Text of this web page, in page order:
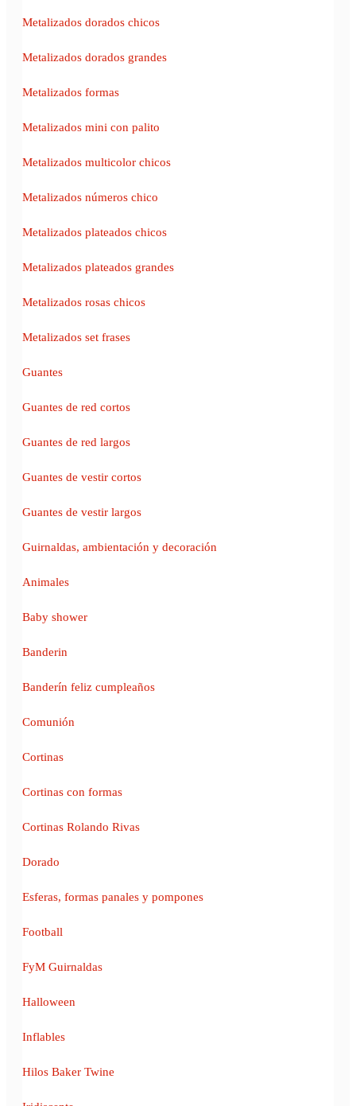
Metalizados dorados chicos
Metalizados dorados grandes
Metalizados formas
Metalizados mini con palito
Metalizados multicolor chicos
Metalizados números chico
Metalizados plateados chicos
Metalizados plateados grandes
Metalizados rosas chicos
Metalizados set frases
Guantes
Guantes de red cortos
Guantes de red largos
Guantes de vestir cortos
Guantes de vestir largos
Guirnaldas, ambientación y decoración
Animales
Baby shower
Banderin
Banderín feliz cumpleaños
Comunión
Cortinas
Cortinas con formas
Cortinas Rolando Rivas
Dorado
Esferas, formas panales y pompones
Football
FyM Guirnaldas
Halloween
Inflables
Hilos Baker Twine